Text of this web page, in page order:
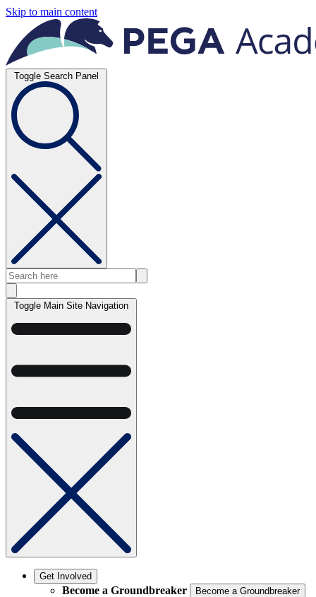
Skip to main content
Toggle Search Panel
Toggle Main Site Navigation
Get Involved
Become a Groundbreaker Become a Groundbreaker